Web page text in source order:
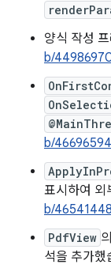
양식 작성
b/
b/
표시하여 외
b/
PdfView
석을 추가했